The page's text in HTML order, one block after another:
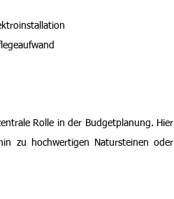
Rolle in der Budgetplanung. Hier
zu hochwertigen Natursteinen oder